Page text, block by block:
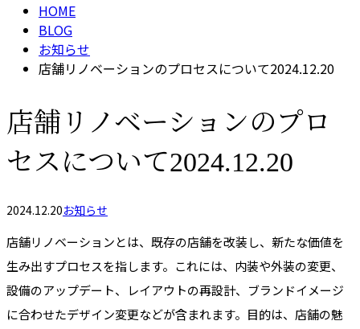
HOME
BLOG
お知らせ
店舗リノベーションのプロセスについて2024.12.20
店舗リノベーションのプロ
セスについて2024.12.20
2024.12.20お知らせ
店舗リノベーションとは、既存の店舗を改装し、新たな価値を
生み出すプロセスを指します。これには、内装や外装の変更、
設備のアップデート、レイアウトの再設計、ブランドイメージ
に合わせたデザイン変更などが含まれます。目的は、店舗の魅